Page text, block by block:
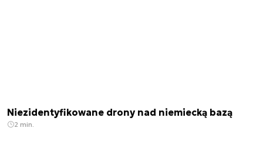
Niezidentyfikowane drony nad niemiecką bazą
2 min.